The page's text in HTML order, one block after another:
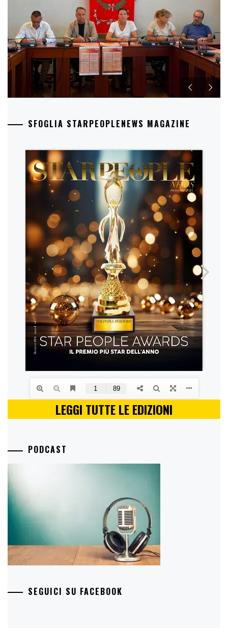
SFOGLIA STARPEOPLENEWS MAGAZINE
LEGGI TUTTE LE EDIZIONI
PODCAST
SEGUICI SU FACEBOOK